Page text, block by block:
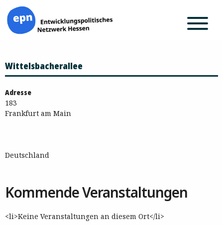
Inhalt
springen
Wittelsbacherallee
Adresse
183
Frankfurt am Main
Deutschland
Kommende Veranstaltungen
<li>Keine Veranstaltungen an diesem Ort</li>